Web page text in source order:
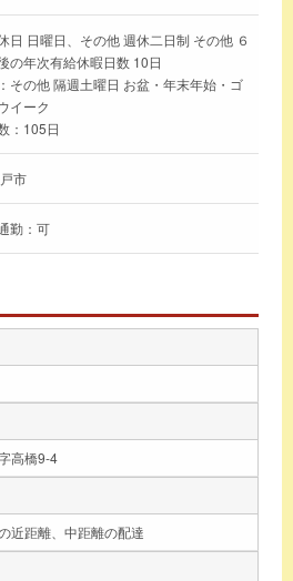
日 日曜日、その他 週休二日制 その他 ６
の年次有給休暇日数 10日
その他 隔週土曜日 お盆・年末年始・ゴ
イーク
：105日
市
勤：可
高橋9-4
近距離、中距離の配達